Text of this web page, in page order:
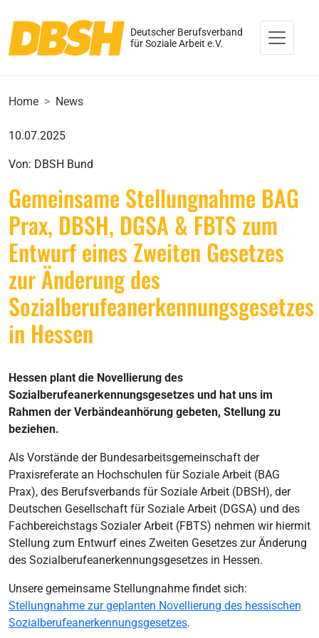
Deutscher Berufsverband
für Soziale Arbeit e.V.
Home News
10.07.2025
Von: DBSH Bund
Gemeinsame Stellungnahme BAG
Prax, DBSH, DGSA & FBTS zum
Entwurf eines Zweiten Gesetzes
zur Änderung des
Sozialberufeanerkennungsgesetzes
in Hessen
Hessen plant die Novellierung des
Sozialberufeanerkennungsgesetzes und hat uns im
Rahmen der Verbändeanhörung gebeten, Stellung zu
beziehen.
Als Vorstände der Bundesarbeitsgemeinschaft der
Praxisreferate an Hochschulen für Soziale Arbeit (BAG
Prax), des Berufsverbands für Soziale Arbeit (DBSH), der
Deutschen Gesellschaft für Soziale Arbeit (DGSA) und des
Fachbereichstags Sozialer Arbeit (FBTS) nehmen wir hiermit
Stellung zum Entwurf eines Zweiten Gesetzes zur Änderung
des Sozialberufeanerkennungsgesetzes in Hessen.
Unsere gemeinsame Stellungnahme findet sich:
Stellungnahme zur geplanten Novellierung des hessischen
Sozialberufeanerkennungsgesetzes.